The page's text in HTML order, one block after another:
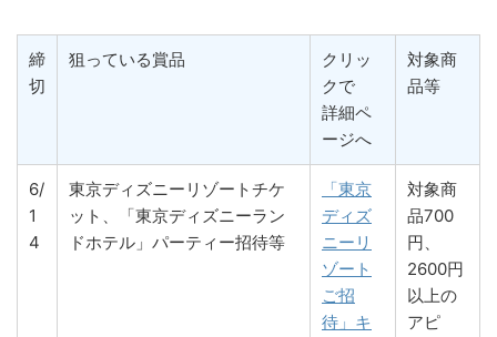
締
切
狙っている賞品
クリッ
クで
詳細ペ
ージへ
対象商
品等
6/
1
4
東京ディズニーリゾートチケ
ット、「東京ディズニーラン
ドホテル」パーティー招待等
「東京
ディズ
ニーリ
ゾート
ご招
待」キ
対象商
品700
円、
2600円
以上の
アピ